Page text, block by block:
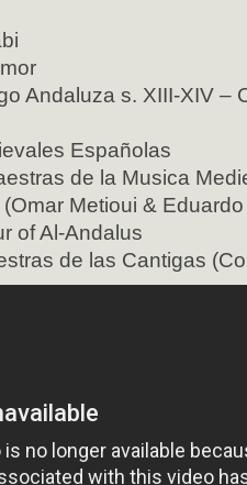
Andaluza s. XIII-XIV –
Españolas
de la Musica
Metioui &
of Al-Andalus
de las Cantigas